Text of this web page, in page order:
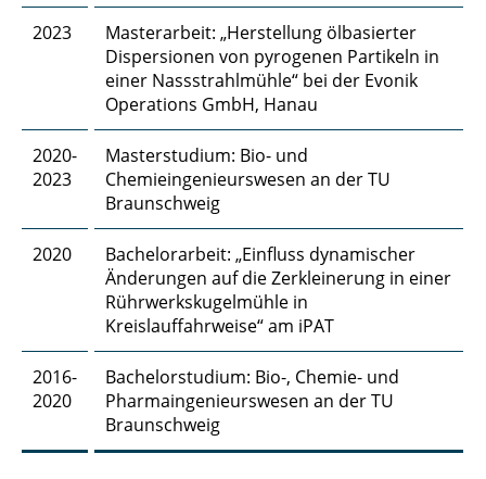
Steffen Fischer, M. Sc.
Finn Frankenberg, M. Sc.
Felix Frobart, M. Sc.
Marcus Gapinski, M. Sc.
Prof. Dr. Georg Garnweitner
Julius Gerk, M. Sc.
Hasti Ghanadimaragheh, M. Sc.
Dipl.-Ing. Konstantinos Giannis
Elisabeth Glatt, M. Sc.
Lajos Groffmann, M. Sc.
2023
Masterarbeit: „Herstellung ölbasierter
Dispersionen von pyrogenen Partikeln in
einer Nassstrahlmühle“ bei der Evonik
Operations GmbH, Hanau
2020-
2023
Masterstudium: Bio- und
Chemieingenieurswesen an der TU
Braunschweig
2020
Bachelorarbeit: „Einfluss dynamischer
Änderungen auf die Zerkleinerung in einer
Rührwerkskugelmühle in
Kreislauffahrweise“ am iPAT
2016-
2020
Bachelorstudium: Bio-, Chemie- und
Pharmaingenieurswesen an der TU
Braunschweig